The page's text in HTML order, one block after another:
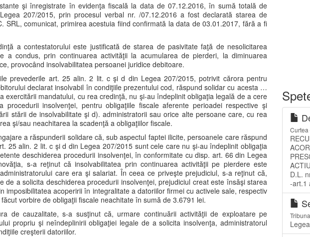
şi înregistrate în evidenţa fiscală la data de 07.12.2016, în sumă totală de
207/2015, prin procesul verbal nr. /07.12.2016 a fost declarată starea de
SRL, comunicat, primirea acestuia fiind confirmată la data de 03.01.2017, fără a fi
a contestatorului este justificată de starea de pasivitate faţă de nesolicitarea
a condus, prin continuarea activităţii la acumularea de pierderi, la diminuarea
provocând insolvabilitatea persoanei juridice debitoare.
prevederile art. 25 alin. 2 lit. c şi d din Legea 207/2015, potrivit cărora pentru
declarat insolvabil în condiţiile prezentului cod, răspund solidar cu acesta …
exercitării mandatului, cu rea credinţă, nu şi-au îndeplinit obligaţia legală de a cere
procedurii insolvenţei, pentru obligaţiile fiscale aferente perioadei respective şi
stării de insolvabilitate şi d). administratorii sau orice alte persoane care, cu rea
şi/sau neachitarea la scadenţă a obligaţiilor fiscale.
a răspunderii solidare că, sub aspectul faptei ilicite, persoanele care răspund
25 alin. 2 lit. c şi d din Legea 207/2015 sunt cele care nu şi-au îndeplinit obligaţia
deschiderea procedurii insolvenţei, în conformitate cu disp. art. 66 din Legea
s-a reţinut că insolvabilitatea prin continuarea activităţii pe pierdere este
care era şi salariat. În ceea ce priveşte prejudiciul, s-a reţinut că,
de a solicita deschiderea procedurii insolvenţei, prejudiciul creat este însăşi starea
imposibilitatea acoperirii în integralitate a datoriilor firmei cu activele sale, respectiv
vorbire de obligaţii fiscale neachitate în sumă de 3.6791 lei.
de cauzalitate, s-a susţinut că, urmare continuării activităţii de exploatare pe
propriu şi neîndeplinirii obligaţiei legale de a solicita insolvenţa, administratorul
creşterii datoriilor.
Curtea
D.L.
-art.1